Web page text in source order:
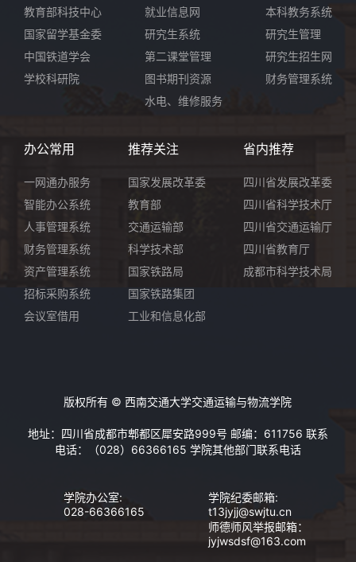
教育部科技中心
国家留学基金委
中国铁道学会
学校科研院
就业信息网
研究生系统
第二课堂管理
图书期刊资源
水电、维修服务
本科教务系统
研究生管理
研究生招生网
财务管理系统
办公常用
一网通办服务
智能办公系统
人事管理系统
财务管理系统
资产管理系统
招标采购系统
会议室借用
推荐关注
国家发展改革委
教育部
交通运输部
科学技术部
国家铁路局
国家铁路集团
工业和信息化部
省内推荐
四川省发展改革委
四川省科学技术厅
四川省交通运输厅
四川省教育厅
成都市科学技术局
版权所有 © 西南交通大学交通运输与物流学院
地址：四川省成都市郫都区犀安路999号 邮编：611756 联系
电话：（028）66366165 学院其他部门联系电话
学院办公室:
028-66366165
学院纪委邮箱:
t13jyjj@swjtu.cn
师德师风举报邮箱：
jyjwsdsf@163.com